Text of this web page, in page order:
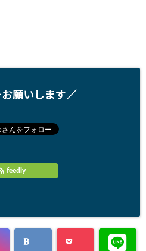
願いします／
feedly